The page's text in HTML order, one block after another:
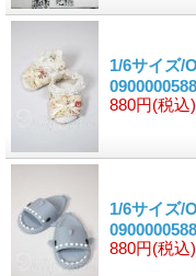
1/6サイズ/
880円(税込)
1/6サイズ/
880円(税込)